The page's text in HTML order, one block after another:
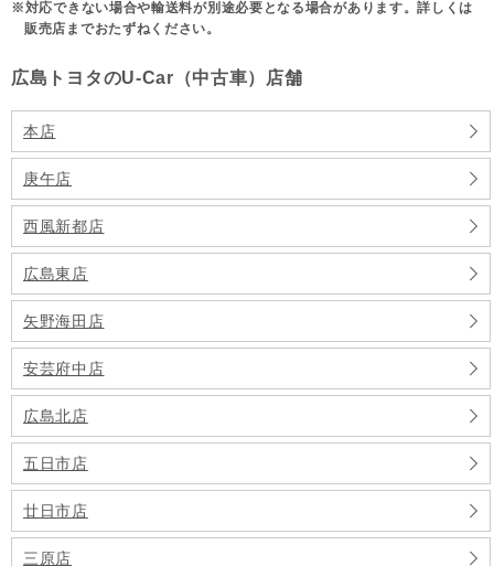
対応できない場合や輸送料が別途必要となる場合があります。詳しくは
販売店までおたずねください。
広島トヨタのU-Car（中古車）店舗
本店
庚午店
西風新都店
広島東店
矢野海田店
安芸府中店
広島北店
五日市店
廿日市店
三原店